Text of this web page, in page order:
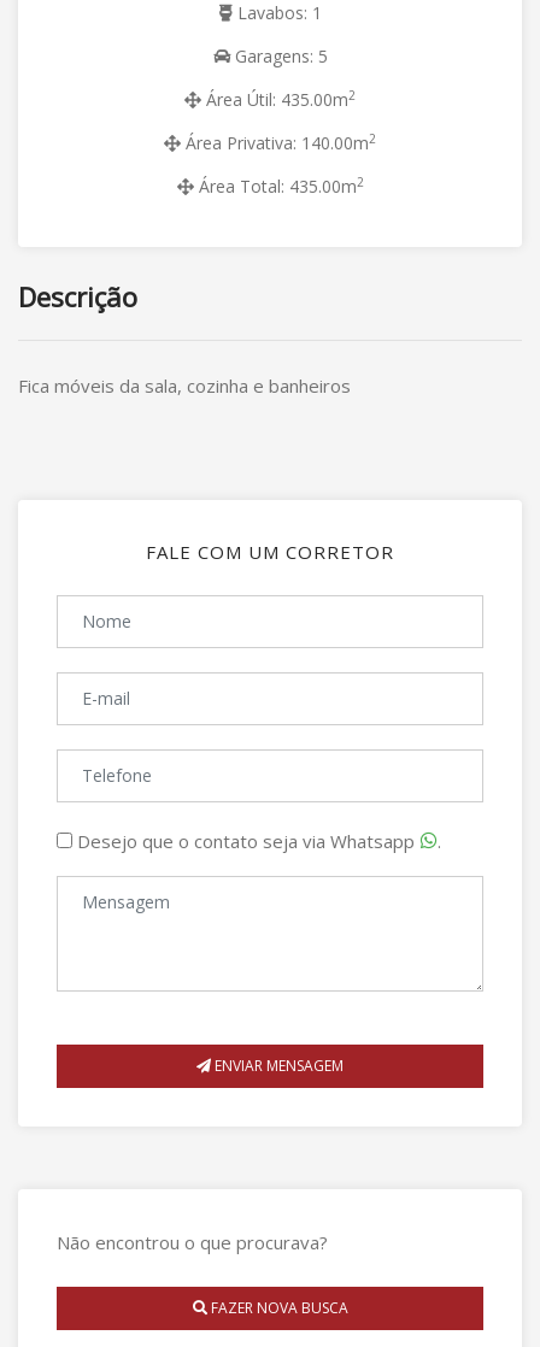
Lavabos: 1
Garagens: 5
Área Útil: 435.00m2
Área Privativa: 140.00m2
Área Total: 435.00m2
Descrição
Fica móveis da sala, cozinha e banheiros
FALE COM UM CORRETOR
Desejo que o contato seja via Whatsapp .
ENVIAR MENSAGEM
Não encontrou o que procurava?
FAZER NOVA BUSCA